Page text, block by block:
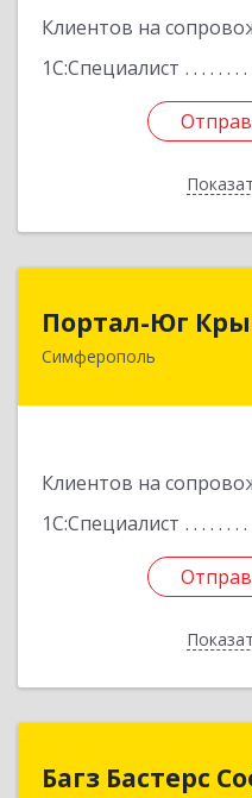
Клиентов на
1С:Специалист
Портал-Юг
Симферополь
Клиентов на
1С:Специалист
295015, Крым Респ,
Багз Бастерс